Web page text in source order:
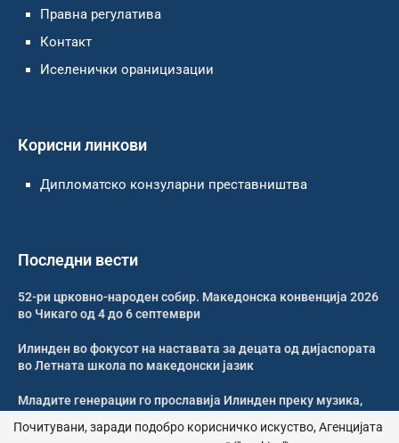
Правна регулатива
Контакт
Иселенички ораницизации
Корисни линкови
Дипломатско конзуларни преставништва
Последни вести
52-ри црковно-народен собир. Македонска конвенција 2026
во Чикаго од 4 до 6 септември
Илинден во фокусот на наставата за децата од дијаспората
во Летната школа по македонски јазик
Младите генерации го прославија Илинден преку музика,
Почитувани, заради подобро корисничко искуство, Агенцијата